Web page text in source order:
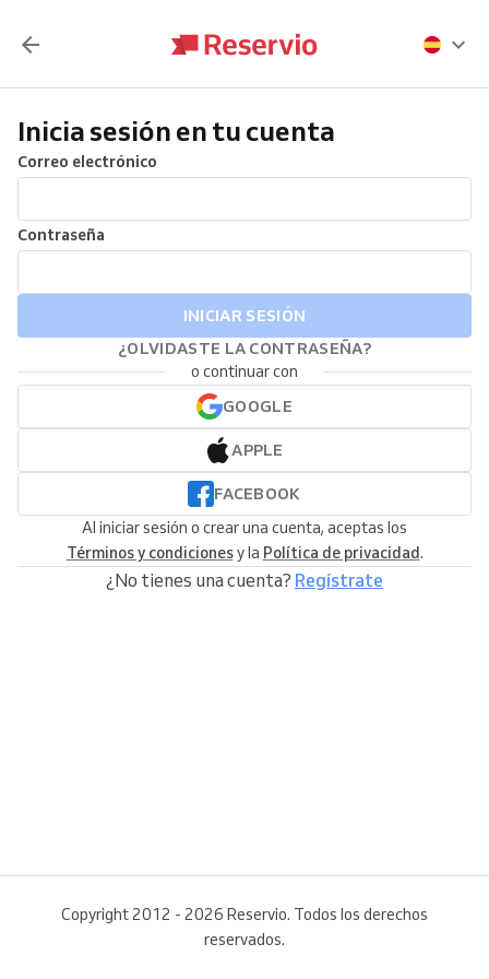
Inicia sesión en tu cuenta
Correo electrónico
Contraseña
INICIAR SESIÓN
¿OLVIDASTE LA CONTRASEÑA?
o continuar con
GOOGLE
APPLE
FACEBOOK
Al iniciar sesión o crear una cuenta, aceptas los
Términos y condicionesy la Política de privacidad.
¿No tienes una cuenta? Regístrate
Copyright 2012 - 2026 Reservio. Todos los derechos
reservados.